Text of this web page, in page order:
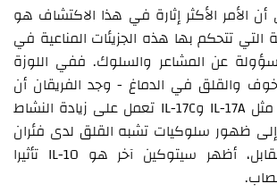
أن الأمر الأكثر إثارة في هذا الاكتشاف هو
التي تتحكم بها هذه الجزيئات المناعية في
عن المشاعر والسلوك. ففي اللوزة
والقلق في الدماغ - وجد الفريقان أن
بعض السيتوكينات مثل IL-17A وIL-17C تعمل على زيادة النشاط
ظهور سلوكيات تشبه القلق لدى فئران
التجارب. وفي المقابل، أظهر سيتوكين آخر هو IL-10 تأثيرا